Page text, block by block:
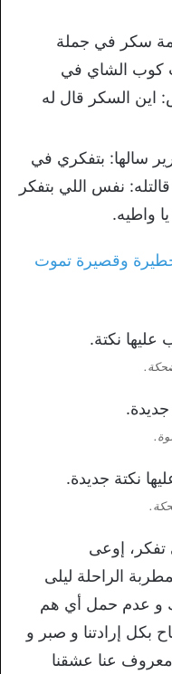
سكر في جملة
كوب الشاي في
اين السكر قال له
سالها: بتفكري في
نفس اللي بتفكر
واطيه.
وقصيرة تموت
إوعى
الراحلة ليلى
و عدم حمل أي هم
بكل إرادتنا و صبر و
معروف عنا عشقنا